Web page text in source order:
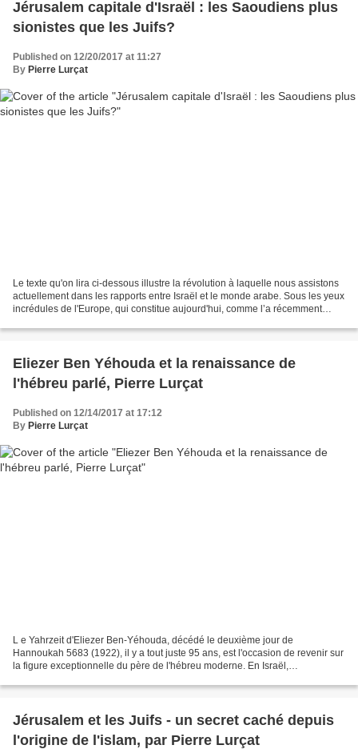
Jérusalem capitale d'Israël : les Saoudiens plus
sionistes que les Juifs?
Published on 12/20/2017 at 11:27
By Pierre Lurçat
Le texte qu'on lira ci-dessous illustre la révolution à laquelle nous assistons
actuellement dans les rapports entre Israël et le monde arabe. Sous les yeux
incrédules de l'Europe, qui constitue aujourd'hui, comme l’a récemment
Eliezer Ben Yéhouda et la renaissance de
l'hébreu parlé, Pierre Lurçat
Published on 12/14/2017 at 17:12
By Pierre Lurçat
L e Yahrzeit d'Eliezer Ben-Yéhouda, décédé le deuxième jour de
Hannoukah 5683 (1922), il y a tout juste 95 ans, est l'occasion de revenir sur
la figure exceptionnelle du père de l'hébreu moderne. En Israël,
Jérusalem et les Juifs - un secret caché depuis
l'origine de l'islam, par Pierre Lurçat